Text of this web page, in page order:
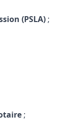
(PSLA);
;